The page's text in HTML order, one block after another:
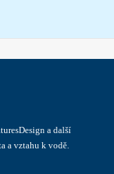
a další
a vztahu k vodě.